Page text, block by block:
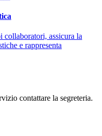
collaboratori, assicura la
e rappresenta
contattare la segreteria.